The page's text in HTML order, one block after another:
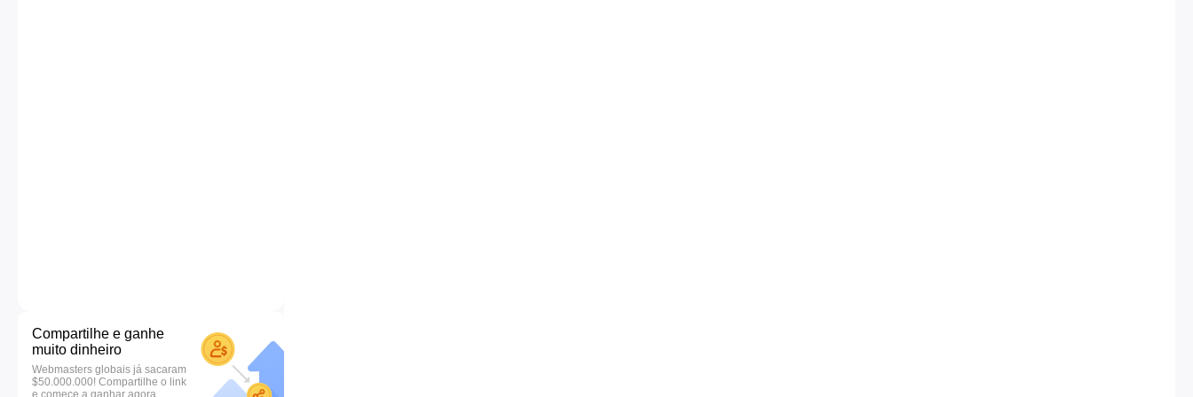
Compartilhe e ganhe
muito dinheiro
Webmasters globais já sacaram
$50.000.000! Compartilhe o link
e comece a ganhar agora.